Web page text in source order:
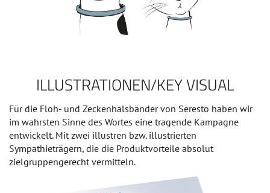
ILLUSTRATIONEN/KEY VISUAL
Für die Floh- und Zeckenhalsbänder von Seresto haben wir
im wahrsten Sinne des Wortes eine tragende Kampagne
entwickelt. Mit zwei illustren bzw. illustrierten
Sympathieträgern, die die Produktvorteile absolut
zielgruppengerecht vermitteln.